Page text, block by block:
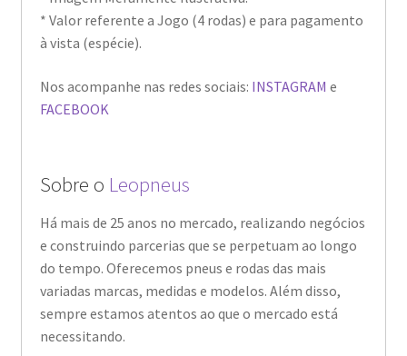
* Valor referente a Jogo (4 rodas) e para pagamento
à vista (espécie).
Nos acompanhe nas redes sociais: INSTAGRAM e
FACEBOOK
Sobre o Leopneus
Há mais de 25 anos no mercado, realizando negócios
e construindo parcerias que se perpetuam ao longo
do tempo. Oferecemos pneus e rodas das mais
variadas marcas, medidas e modelos. Além disso,
sempre estamos atentos ao que o mercado está
necessitando.